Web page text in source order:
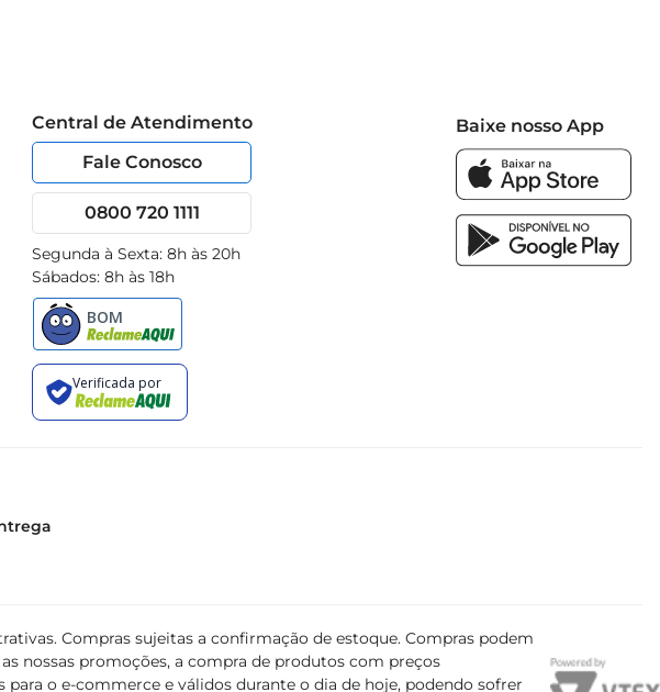
Central de Atendimento
Fale Conosco
0800 720 1111
Segunda à Sexta: 8h às 20h
Sábados: 8h às 18h
Baixe nosso App
Compras sujeitas a confirmação de estoque. Compras podem
nossas promoções, a compra de produtos com preços
o e-commerce e válidos durante o dia de hoje, podendo sofrer